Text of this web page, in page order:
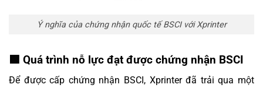
Ý nghĩa của chứng nhận quốc tế BSCI với Xprinter
🟩 Quá trình nỗ lực đạt được chứng nhận BSCI
Để được cấp chứng nhận BSCI, Xprinter đã trải qua một